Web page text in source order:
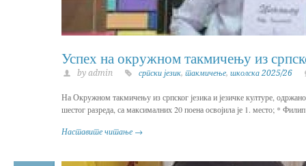
Успех на окружном такмичењу из
by admin српски језик, такмичење, школска 2025/26
На Окружном такмичењу из српског језика и језичке културе,
шестог разреда, са максималних 20 поена освојила је 1. место; *
Наставите читање →